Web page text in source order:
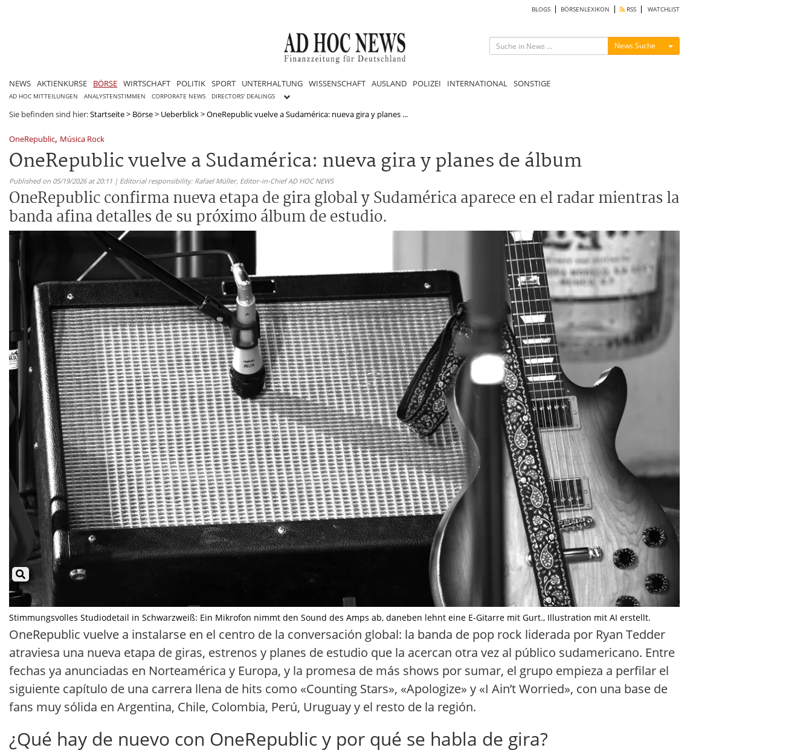
BLOGS BÖRSENLEXIKON RSS WATCHLIST
News Suche Menü ein-/ausblenden
NEWS AKTIENKURSE BÖRSE WIRTSCHAFT POLITIK SPORT UNTERHALTUNG WISSENSCHAFT AUSLAND POLIZEI INTERNATIONAL SONSTIGE
AD HOC MITTEILUNGEN ANALYSTENSTIMMEN CORPORATE NEWS DIRECTORS' DEALINGS
Sie befinden sind hier:Startseite> Börse> Ueberblick>OneRepublic vuelve a Sudamérica: nueva gira y planes ...
OneRepublic, Música Rock
OneRepublic vuelve a Sudamérica: nueva gira y planes de álbum
Published on 05/19/2026 at 20:11 | Editorial responsibility: Rafael Müller, Editor-in-Chief AD HOC NEWS
OneRepublic confirma nueva etapa de gira global y Sudamérica aparece en el radar mientras la
banda afina detalles de su próximo álbum de estudio.
Stimmungsvolles Studiodetail in Schwarzweiß: Ein Mikrofon nimmt den Sound des Amps ab, daneben lehnt eine E-Gitarre mit Gurt., Illustration mit AI erstellt.
OneRepublic vuelve a instalarse en el centro de la conversación global: la banda de pop rock liderada por Ryan Tedder
atraviesa una nueva etapa de giras, estrenos y planes de estudio que la acercan otra vez al público sudamericano. Entre
fechas ya anunciadas en Norteamérica y Europa, y la promesa de más shows por sumar, el grupo empieza a perfilar el
siguiente capítulo de una carrera llena de hits como «Counting Stars», «Apologize» y «I Ain’t Worried», con una base de
fans muy sólida en Argentina, Chile, Colombia, Perú, Uruguay y el resto de la región.
¿Qué hay de nuevo con OneRepublic y por qué se habla de gira?